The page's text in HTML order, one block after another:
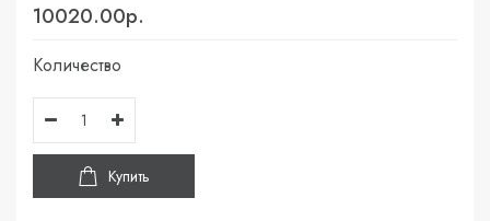
10020.00р.
Количество
Купить